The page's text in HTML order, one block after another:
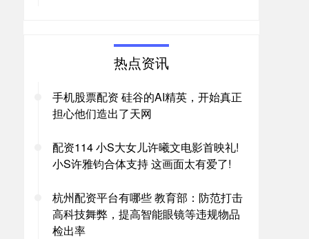
热点资讯
手机股票配资 硅谷的AI精英，开始真正
担心他们造出了天网
配资114 小S大女儿许曦文电影首映礼!
小S许雅钧合体支持 这画面太有爱了!
杭州配资平台有哪些 教育部：防范打击
高科技舞弊，提高智能眼镜等违规物品
检出率